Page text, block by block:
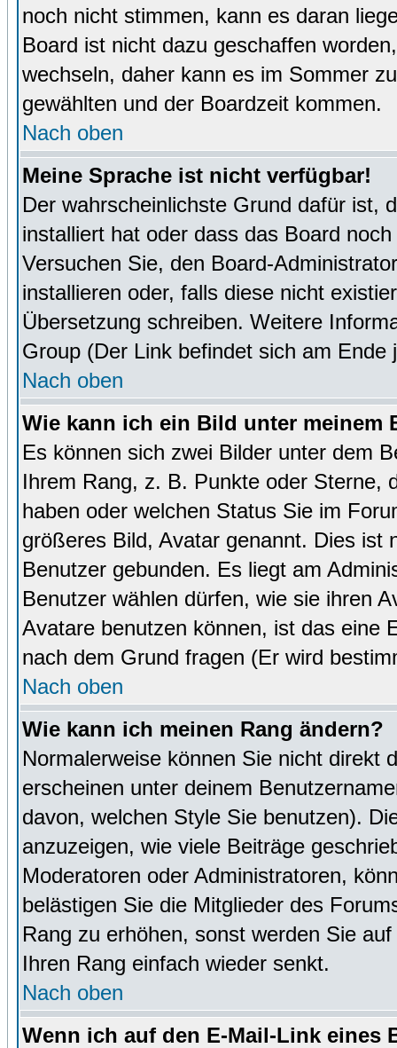
noch nicht stimmen, kann es daran
Board ist nicht dazu geschaffen
wechseln, daher kann es im Sommer
gewählten und der Boardzeit kommen.
Nach oben
Meine Sprache ist nicht verfügbar!
Der wahrscheinlichste Grund dafür ist,
installiert hat oder dass das Board
Versuchen Sie, den Board-
installieren oder, falls diese nicht
Übersetzung schreiben. Weitere
Group (Der Link befindet sich am Ende
Nach oben
Wie kann ich ein Bild unter meinem
Es können sich zwei Bilder unter dem
Ihrem Rang, z. B. Punkte oder Sterne,
haben oder welchen Status Sie im
größeres Bild, Avatar genannt. Dies ist
Benutzer gebunden. Es liegt am
Benutzer wählen dürfen, wie sie ihren
Avatare benutzen können, ist das eine
nach dem Grund fragen (Er wird
Nach oben
Wie kann ich meinen Rang ändern?
Normalerweise können Sie nicht direkt
erscheinen unter deinem
davon, welchen Style Sie benutzen).
anzuzeigen, wie viele Beiträge
Moderatoren oder Administratoren,
belästigen Sie die Mitglieder des
Rang zu erhöhen, sonst werden Sie
Ihren Rang einfach wieder senkt.
Nach oben
Wenn ich auf den E-Mail-Link eines